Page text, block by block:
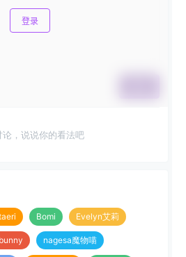
登录
论，说说你的看法吧
Bomi Evelyn艾莉
nagesa魔物喵